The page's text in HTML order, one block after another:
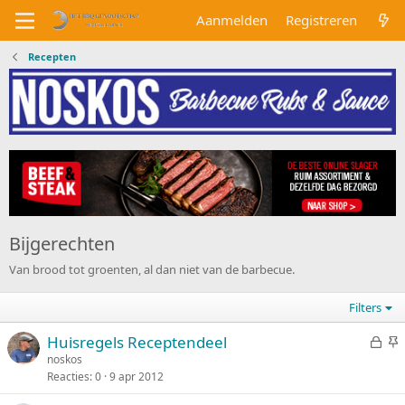
Aanmelden Registreren
Recepten
Bijgerechten
Van brood tot groenten, al dan niet van de barbecue.
Filters
G
l
V
t
Huisregels Receptendeel
noskos
Reacties 0 9 apr 2012